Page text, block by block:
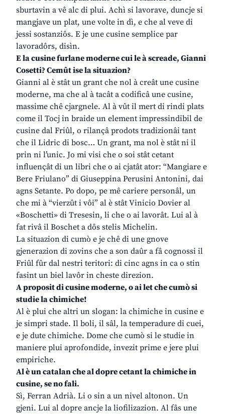
sburtavin a vê alc di plui. Achì si lavorave, duncje si
mangjave un plat, une volte in dì, e che al veve di
jessi sostanziôs. E je une cusine semplice par
lavoradôrs, disìn.
E la cusine furlane moderne cui le à screade, Gianni
Cosetti? Cemût ise la situazion?
Gianni al è stât un grant che nol à creât une cusine
moderne, ma che al à tacât a codificâ une cusine,
massime chê cjargnele. Al à vût il mert di rindi plats
come il Tocj in braide un element impressindibil de
cusine dal Friûl, o rilançâ prodots tradizionâi tant
che il Lidric di bosc… Un grant, ma nol è stât ni il
prin ni l’unic. Jo mi visi che o soi stât cetant
influençât di un libri che o ai cjatât ator: “Mangiare e
Bere Friulano” di Giuseppina Perusini Antonini, dai
agns Setante. Po dopo, pe mê cariere personâl, un
che mi à “vierzût i vôi” al è stât Vinicio Dovier al
«Boschetti» di Tresesin, li che o ai lavorât. Lui al à
fat rivâ il Boschet a dôs stelis Michelin.
La situazion di cumò e je chê di une gnove
gjenerazion di zovins che a son daûr a fâ cognossi il
Friûl fûr dal nestri teritori: di cinc agns in ca o stin
fasint un biel lavôr in cheste direzion.
A proposit di cusine moderne, o ai let che cumò si
studie la chimiche!
Al è plui che altri un slogan: la chimiche in cusine e
je simpri stade. Il boli, il sâl, la temperadure di cuei,
e je dute chimiche. Dome che cumò si le studie in
maniere plui aprofondide, invezit prime e jere plui
empiriche.
Al è un catalan che al dopre cetant la chimiche in
cusine, se no fali.
Sì, Ferran Adrià. Li o sin a un nivel altonon. Un
gjeni. Lui al dopre ancje la liofilizazion. Al fâs une